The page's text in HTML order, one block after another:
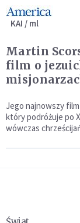
KAI / ml
Martin
film o
Jego najnowszy
który podróżuje po
wówczas